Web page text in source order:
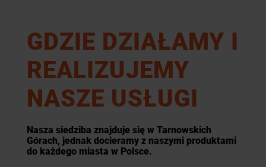
GDZIE DZIAŁAMY I
REALIZUJEMY
NASZE USŁUGI
Nasza siedziba znajduje się w Tarnowskich
Górach, jednak docieramy z naszymi produktami
do każdego miasta w Polsce.